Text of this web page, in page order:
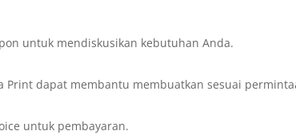
untuk mendiskusikan kebutuhan Anda.
Print dapat membantu membuatkan sesuai
untuk pembayaran.